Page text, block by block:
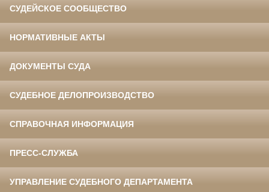
СУДЕЙСКОЕ СООБЩЕСТВО
НОРМАТИВНЫЕ АКТЫ
ДОКУМЕНТЫ СУДА
СУДЕБНОЕ ДЕЛОПРОИЗВОДСТВО
СПРАВОЧНАЯ ИНФОРМАЦИЯ
ПРЕСС-СЛУЖБА
УПРАВЛЕНИЕ СУДЕБНОГО ДЕПАРТАМЕНТА